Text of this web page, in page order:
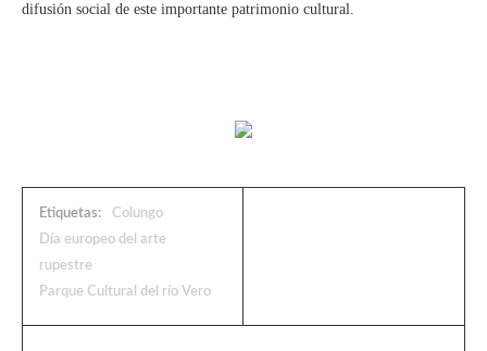
difusión social de este importante patrimonio cultural.
Etiquetas:
Colungo
Día europeo del arte
rupestre
Parque Cultural del río Vero